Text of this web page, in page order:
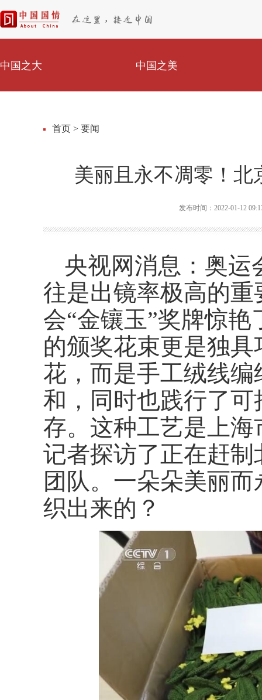
中国之大 中国之美
首页 > 要闻
美丽且永不凋零！
发布时间：2022-01-12
央视网消息：奥运
往是出镜率极高的重
会“金镶玉”奖牌惊
的颁奖花束更是独
花，而是手工绒线
和，同时也践行了
存。这种工艺是上
记者探访了正在赶
团队。一朵朵美丽
织出来的？